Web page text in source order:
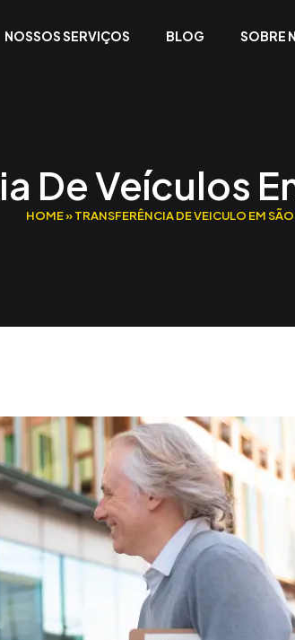
NOSSOS SERVIÇOS BLOG SOBRE
De Veículos
HOME»TRANSFERÊNCIA DE VEICULO EM